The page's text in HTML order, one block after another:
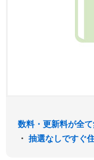
数料・更新料が全て
・ 抽選なしですぐ